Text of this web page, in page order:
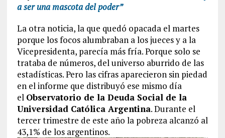
a ser una mascota del poder”
La otra noticia, la que quedó opacada el martes
porque los focos alumbraban a los jueces y a la
Vicepresidenta, parecía más fría. Porque solo se
trataba de números, del universo aburrido de las
estadísticas. Pero las cifras aparecieron sin piedad
en el informe que distribuyó ese mismo día
el Observatorio de la Deuda Social de la
Universidad Católica Argentina. Durante el
tercer trimestre de este año la pobreza alcanzó al
43,1% de los argentinos.